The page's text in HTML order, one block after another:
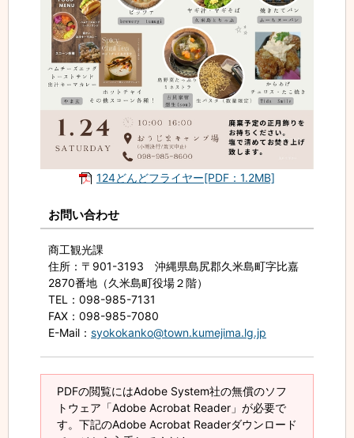
124どんどフライヤー[PDF：1.2MB]
お問い合わせ
商工観光課
住所 ：〒901-3193 沖縄県島尻郡久米島町字比嘉
2870番地（久米島町役場２階）
TEL
：098-985-7131
FAX ：098-985-7080
E-Mail ： syokokanko@town.kumejima.lg.jp
PDFの閲覧にはAdobe System社の無償のソフ
トウェア「Adobe Acrobat Reader」が必要で
す。下記のAdobe Acrobat Readerダウンロード